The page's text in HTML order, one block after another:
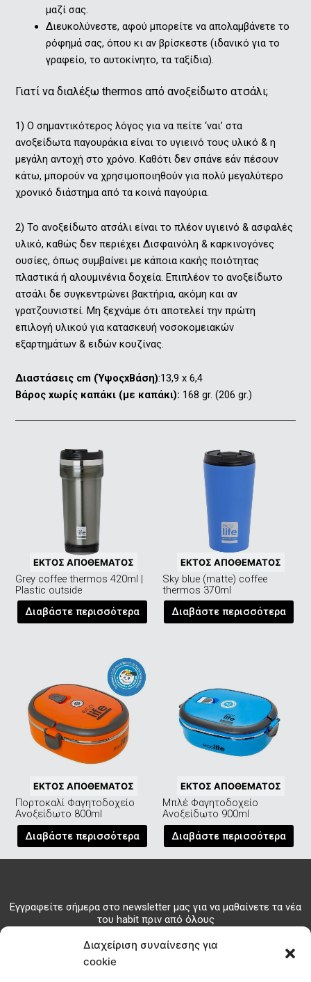
Διαχείριση συναίνεσης για
cookie
μαζί σας.
Διευκολύνεστε, αφού μπορείτε να απολαμβάνετε το
ρόφημά σας, όπου κι αν βρίσκεστε (ιδανικό για το
γραφείο, το αυτοκίνητο, τα ταξίδια).
Γιατί να διαλέξω thermos από ανοξείδωτο ατσάλι;
1) O σημαντικότερος λόγος για να πείτε ‘ναι’ στα
ανοξείδωτα παγουράκια είναι το υγιεινό τους υλικό & η
μεγάλη αντοχή στο χρόνο. Καθότι δεν σπάνε εάν πέσουν
κάτω, μπορούν να χρησιμοποιηθούν για πολύ μεγαλύτερο
χρονικό διάστημα από τα κοινά παγούρια.
2) Το ανοξείδωτο ατσάλι είναι το πλέον υγιεινό & ασφαλές
υλικό, καθώς δεν περιέχει Δισφαινόλη & καρκινογόνες
ουσίες, όπως συμβαίνει με κάποια κακής ποιότητας
πλαστικά ή αλουμινένια δοχεία. Επιπλέον το ανοξείδωτο
ατσάλι δε συγκεντρώνει βακτήρια, ακόμη και αν
γρατζουνιστεί. Μη ξεχνάμε ότι αποτελεί την πρώτη
επιλογή υλικού για κατασκευή νοσοκομειακών
εξαρτημάτων & ειδών κουζίνας.
Διαστάσεις cm (ΎψοςxΒάση):13,9 x 6,4
Βάρος xωρίς καπάκι (με καπάκι): 168 gr. (206 gr.)
ΕΚΤΌΣ ΑΠΟΘΈΜΑΤΟΣ
Grey coffee thermos 420ml |
Plastic outside
Διαβάστε περισσότερα
ΕΚΤΌΣ ΑΠΟΘΈΜΑΤΟΣ
Sky blue (matte) coffee
thermos 370ml
Διαβάστε περισσότερα
ΕΚΤΌΣ ΑΠΟΘΈΜΑΤΟΣ
Πορτοκαλί Φαγητοδοχείο
Ανοξείδωτο 800ml
Διαβάστε περισσότερα
ΕΚΤΌΣ ΑΠΟΘΈΜΑΤΟΣ
Μπλέ Φαγητοδοχείο
Ανοξείδωτο 900ml
Διαβάστε περισσότερα
Εγγραφείτε σήμερα στο newsletter μας για να μαθαίνετε τα νέα
του habit πριν από όλους